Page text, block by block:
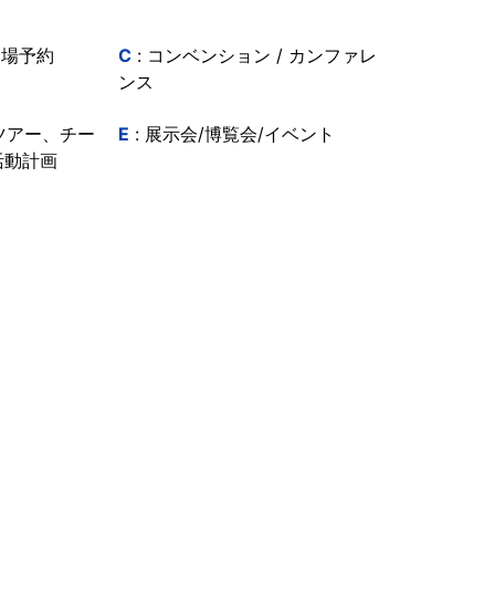
予約 C : コンベンション / カンファレ
ンス
ー、チー
計画
E : 展示会/博覧会/イベント